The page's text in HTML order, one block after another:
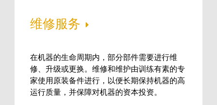
维修服务
在机器的生命周期内，部分部件需要进行维
修、升级或更换。维修和维护由训练有素的专
家使用原装备件进行，以便长期保持机器的高
运行质量，并保障对机器的资本投资。